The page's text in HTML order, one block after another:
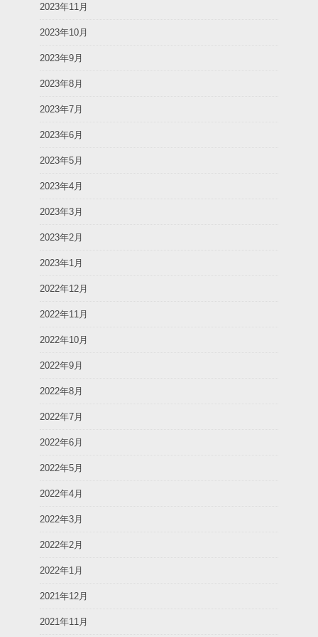
2023年11月
2023年10月
2023年9月
2023年8月
2023年7月
2023年6月
2023年5月
2023年4月
2023年3月
2023年2月
2023年1月
2022年12月
2022年11月
2022年10月
2022年9月
2022年8月
2022年7月
2022年6月
2022年5月
2022年4月
2022年3月
2022年2月
2022年1月
2021年12月
2021年11月